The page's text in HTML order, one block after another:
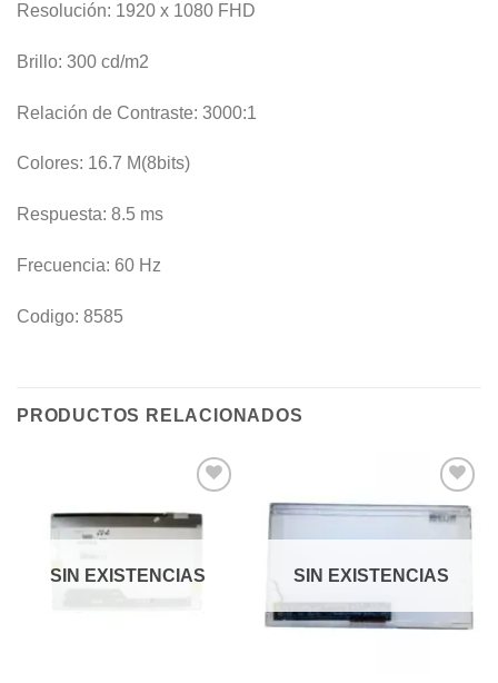
Resolución: 1920 x 1080 FHD
Brillo: 300 cd/m2
Relación de Contraste: 3000:1
Colores: 16.7 M(8bits)
Respuesta: 8.5 ms
Frecuencia: 60 Hz
Codigo: 8585
PRODUCTOS RELACIONADOS
a la
lista de
SIN EXISTENCIAS
Añadir
a la
lista de
SIN EXISTENCIAS